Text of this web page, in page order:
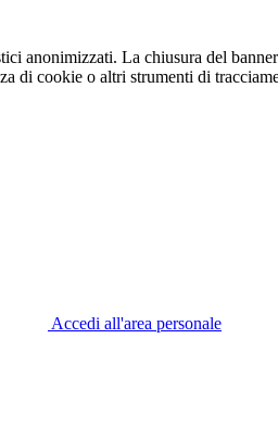
anonimizzati. La chiusura del
di cookie o altri strumenti di
Accedi all'area personale